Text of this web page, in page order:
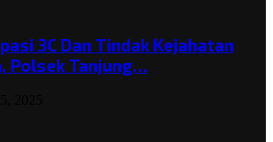
3C Dan Tindak Kejahatan
Polsek Tanjung…